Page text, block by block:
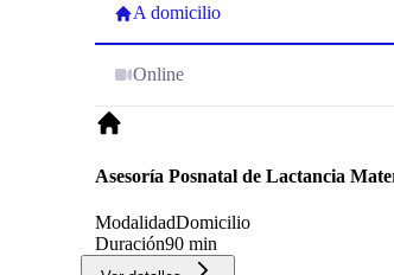
A domicilio
Online
Asesoría Posnatal de Lactancia
ModalidadDomicilio
Duración90 min